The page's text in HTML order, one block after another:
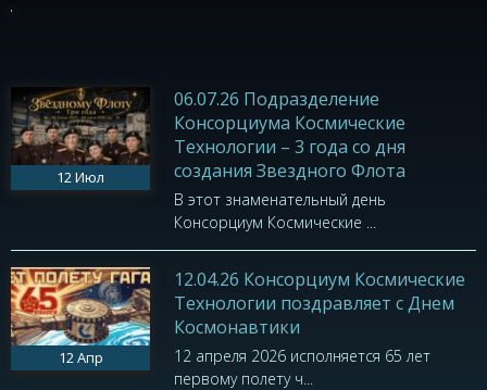
12Июл
06.07.26 Подразделение
Консорциума Космические
Технологии – 3 года со дня
создания Звездного Флота
В этот знаменательный день
Консорциум Космические ...
12Апр
12.04.26 Консорциум Космические
Технологии поздравляет с Днем
Космонавтики
12 апреля 2026 исполняется 65 лет
первому полету ч...